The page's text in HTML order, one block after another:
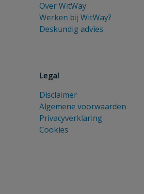
Over WitWay
Werken bij WitWay?
Deskundig advies
Legal
Disclaimer
Algemene voorwaarden
Privacyverklaring
Cookies